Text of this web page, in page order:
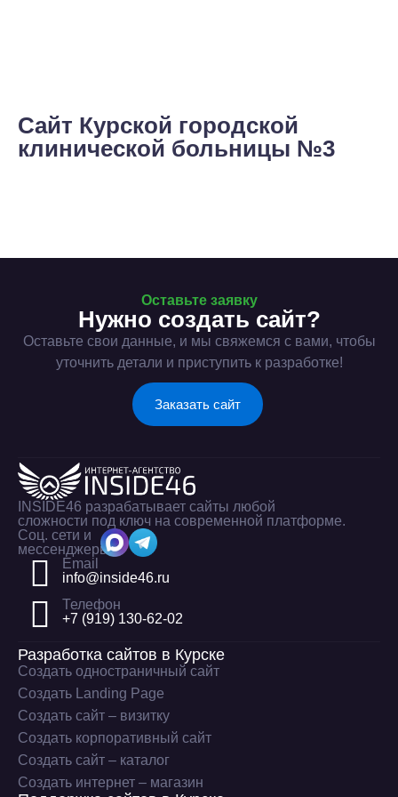
Сайт Курской городской
клинической больницы №3
Оставьте заявку
Нужно создать сайт?
Оставьте свои данные, и мы свяжемся с вами, чтобы
уточнить детали и приступить к разработке!
Заказать сайт
INSIDE46 разрабатывает сайты любой
сложности под ключ на современной платформе.
Соц. сети и
мессенджеры:
Email
info@inside46.ru
Телефон
+7 (919) 130-62-02
Разработка сайтов в Курске
Создать одностраничный сайт
Создать Landing Page
Создать сайт – визитку
Создать корпоративный сайт
Создать сайт – каталог
Создать интернет – магазин
Разработка сайтов
Поддержка сайтов
Продвижение сайтов
+7 (919) 130-62-02
info@inside46.ru